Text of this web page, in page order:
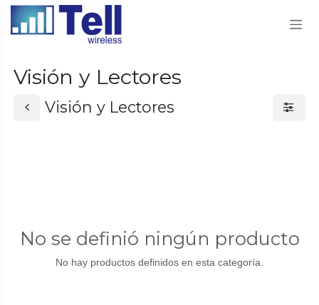
Ir al contenido
Visión y Lectores
Visión y Lectores
No se definió ningún producto
No hay productos definidos en esta categoría.